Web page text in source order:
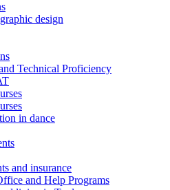
design
Technical Proficiency
in dance
and insurance
and Help Programs